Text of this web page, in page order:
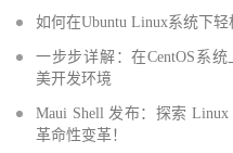
如何在Ubuntu Linux系统下
一步步详解：在CentOS系统
美开发环境
Maui Shell 发布：探索
革命性变革！